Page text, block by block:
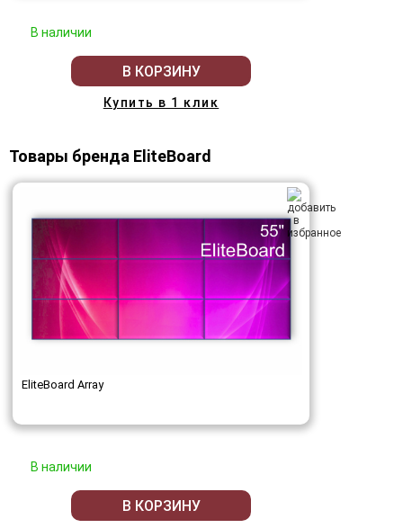
В наличии
В КОРЗИНУ
Купить в 1 клик
Товары бренда EliteBoard
EliteBoard Array
В наличии
В КОРЗИНУ